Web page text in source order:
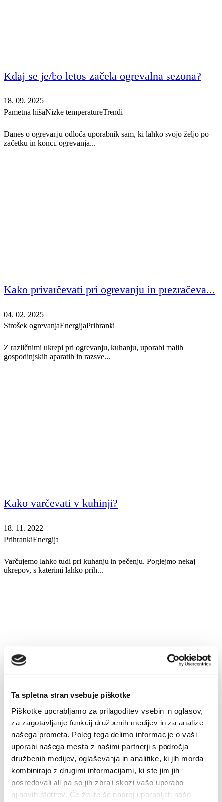
Ta spletna stran vsebuje piškotke
Piškotke uporabljamo za prilagoditev vsebin in oglasov,
za zagotavljanje funkcij družbenih medijev in za analize
našega prometa. Poleg tega delimo informacije o vaši
uporabi našega mesta z našimi partnerji s področja
družbenih medijev, oglaševanja in analitike, ki jih morda
kombinirajo z drugimi informacijami, ki ste jim jih
posredovali ali pa so jih zbrali skozi vašo uporabo
njihovih storitev. Če želite še naprej uporabljati našo
Kdaj se je/bo letos začela ogrevalna sezona?
18. 09. 2025
Pametna hišaNizke temperatureTrendi
Danes o ogrevanju odloča uporabnik sam, ki lahko svojo željo po
začetku in koncu ogrevanja...
Kako privarčevati pri ogrevanju in prezračeva...
04. 02. 2025
Strošek ogrevanjaEnergijaPrihranki
Z različnimi ukrepi pri ogrevanju, kuhanju, uporabi malih
gospodinjskih aparatih in razsve...
Kako varčevati v kuhinji?
18. 11. 2022
PrihrankiEnergija
Varčujemo lahko tudi pri kuhanju in pečenju. Poglejmo nekaj
ukrepov, s katerimi lahko prih...
Ukrepi za obvladovanje energetske draginje
20...
26. 10. 2022
Prihranki Energija
Zakon o nujnem ukrepu na področju davka na dodano vrednost za
omilitev dviga cen energento...